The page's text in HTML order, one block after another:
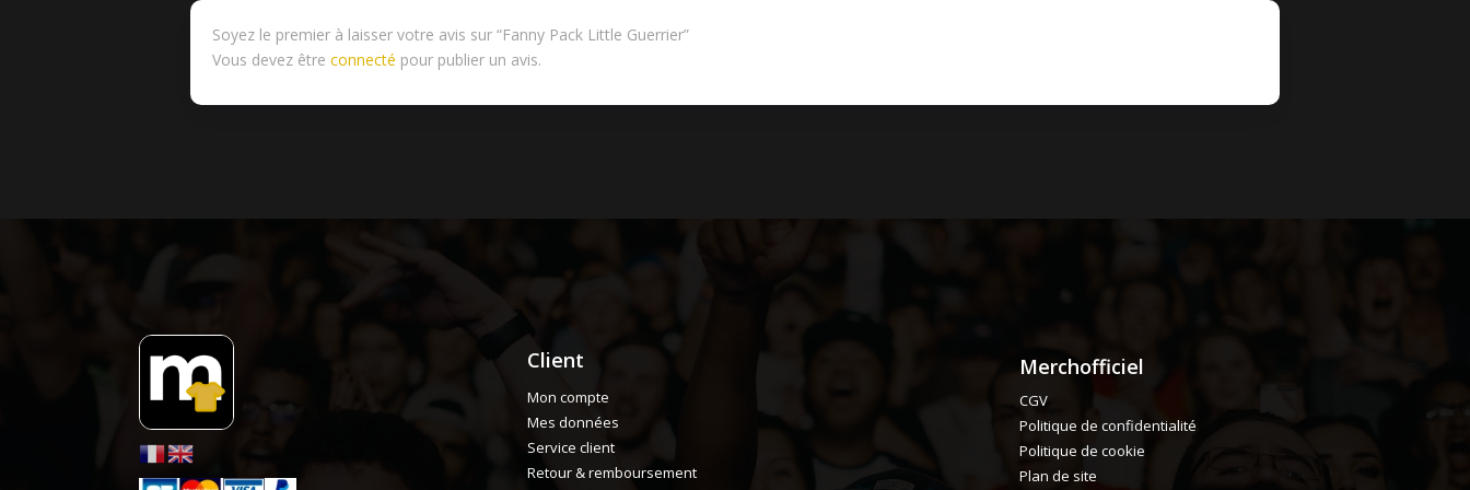
Soyez le premier à laisser votre avis sur “Fanny Pack Little Guerrier”
Vous devez êtreconnecté pour publier un avis.
Client
Mon compte
Mes données
Service client
Retour & remboursement
Merchofficiel
CGV
Politique de confidentialité
Politique de cookie
Plan de site